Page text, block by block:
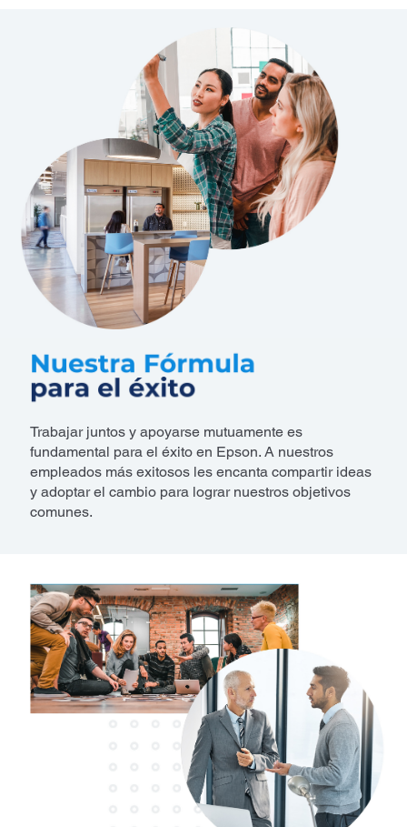
Trabajar juntos y apoyarse mutuamente es
fundamental para el éxito en Epson. A nuestros
empleados más exitosos les encanta compartir ideas
y adoptar el cambio para lograr nuestros objetivos
comunes.